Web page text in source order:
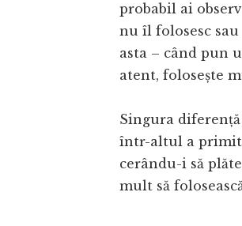
probabil ai
nu îl folosesc
asta – când pun
atent, folosește
Singura
într-altul a primit
cerându-i să
mult să